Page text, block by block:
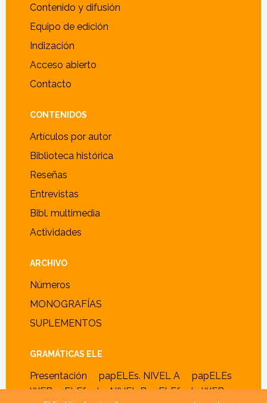
Contenido y difusión
Equipo de edición
Indización
Acceso abierto
Contacto
CONTENIDOS
Artículos por autor
Biblioteca histórica
Reseñas
Entrevistas
Bibl. multimedia
Actividades
ARCHIVO
Números
MONOGRAFÍAS
SUPLEMENTOS
GRAMÁTICAS ELE
Presentación papELEs. NIVEL A
papELEs
WEB
ELEfante. NIVEL B ELEfante WEB